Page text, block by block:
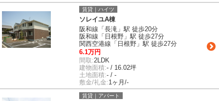
賃貸｜ハイツ
ソレイユA棟
阪和線「長滝」駅 徒歩20分
阪和線「日根野」駅 徒歩27分
関西空港線「日根野」駅 徒歩27分
6.1万円
間取:2LDK
建物面積:- / 16.02坪
土地面積:- / -
敷金/礼金:1ヶ月/-
賃貸｜アパート